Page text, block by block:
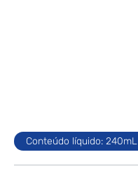
Conteúdo líquido: 240mL